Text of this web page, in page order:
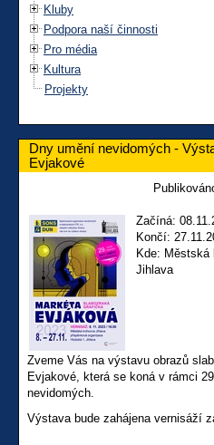
Kluby
Podpora naší činnosti
Pro média
Kultura
Projekty
Dny umění nevidomých -
Evjakové
Začíná:
Končí:
Kde: Městská
Jihlava
Zveme Vás na výstavu obrazů
Evjakové, která se koná v rámci
nevidomých.
Výstava bude zahájena vernisáží